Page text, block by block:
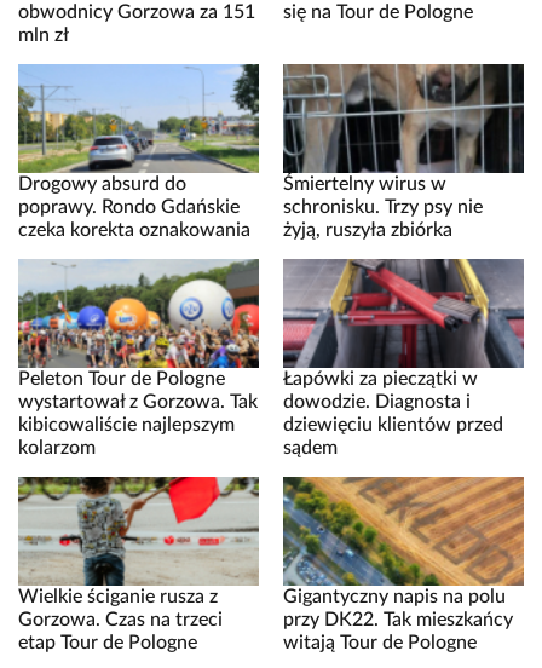
obwodnicy Gorzowa za 151
mln zł
się na Tour de Pologne
Drogowy absurd do
poprawy. Rondo Gdańskie
czeka korekta oznakowania
Śmiertelny wirus w
schronisku. Trzy psy nie
żyją, ruszyła zbiórka
Peleton Tour de Pologne
wystartował z Gorzowa. Tak
kibicowaliście najlepszym
kolarzom
Łapówki za pieczątki w
dowodzie. Diagnosta i
dziewięciu klientów przed
sądem
Wielkie ściganie rusza z
Gorzowa. Czas na trzeci
etap Tour de Pologne
Gigantyczny napis na polu
przy DK22. Tak mieszkańcy
witają Tour de Pologne